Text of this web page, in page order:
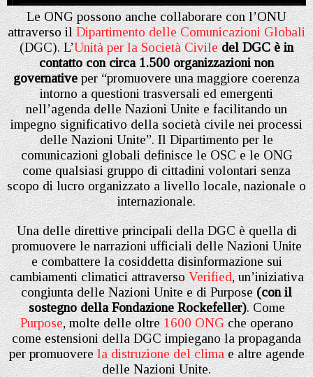
Le ONG possono anche collaborare con l’ONU
attraverso ilDipartimento delle Comunicazioni Globali
(DGC). L’Unità per la Società Civile del DGC è in
contatto con circa 1.500 organizzazioni non
governativeper “promuovere una maggiore coerenza
intorno a questioni trasversali ed emergenti
nell’agenda delle Nazioni Unite e facilitando un
impegno significativo della società civile nei processi
delle Nazioni Unite”. Il Dipartimento per le
comunicazioni globali definisce le OSC e le ONG
come qualsiasi gruppo di cittadini volontari senza
scopo di lucro organizzato a livello locale, nazionale o
internazionale.
Una delle direttive principali della DGC è quella di
promuovere le narrazioni ufficiali delle Nazioni Unite
e combattere la cosiddetta disinformazione sui
cambiamenti climatici attraversoVerified, un’iniziativa
congiunta delle Nazioni Unite e di Purpose (con il
sostegno della Fondazione Rockefeller). Come
Purpose, molte delle oltre1600 ONGche operano
come estensioni della DGC impiegano la propaganda
per promuoverela distruzione del climae altre agende
delle Nazioni Unite.